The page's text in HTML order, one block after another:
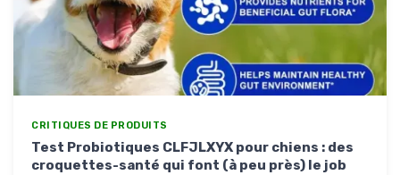
CRITIQUES DE PRODUITS
Test Probiotiques CLFJLXYX pour chiens : des
croquettes-santé qui font (à peu près) le job